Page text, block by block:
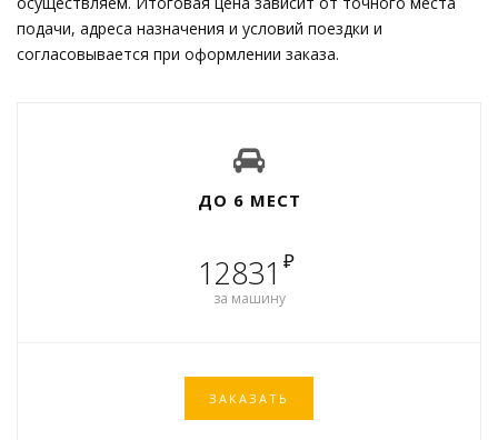
подачи, адреса назначения и условий поездки и
согласовывается при оформлении заказа.
ДО 6 МЕСТ
12831₽
за машину
ЗАКАЗАТЬ